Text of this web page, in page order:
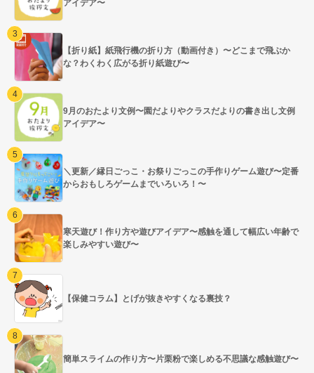
アイデア〜
【折り紙】紙飛行機の折り方（動画付き）〜どこまで飛ぶか
な？わくわく広がる折り紙遊び〜
9月のおたより文例〜園だよりやクラスだよりの書き出し文例
アイデア〜
＼更新／縁日ごっこ・お祭りごっこの手作りゲーム遊び〜定番
からおもしろゲームまでいろいろ！〜
寒天遊び！作り方や遊びアイデア〜感触を通して幅広い年齢で
楽しみやすい遊び〜
【保健コラム】とげが抜きやすくなる裏技？
簡単スライムの作り方〜片栗粉で楽しめる不思議な感触遊び〜